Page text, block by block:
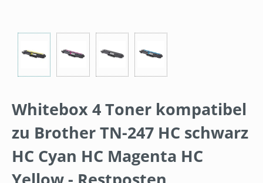
Whitebox 4 Toner kompatibel
zu Brother TN-247 HC schwarz
HC Cyan HC Magenta HC